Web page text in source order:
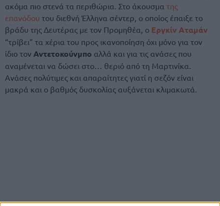
ακόμα πιο στενά τα περιθώρια. Στο άκουσμα της
επανόδου του διεθνή Έλληνα σέντερ, ο οποίος έπαιξε το
βράδυ της Δευτέρας με τον Προμηθέα, ο Εργκίν Αταμάν
“τρίβει” τα χέρια του προς ικανοποίηση όχι μόνο για τον
ίδιο τον Αντετοκούνμπο αλλά και για τις ανάσες που
αναμένεται να δώσει στο… θεριό από τη Μαρτινίκα.
Ανάσες πολύτιμες και απαραίτητες γιατί η σεζόν είναι
μακρά και ο βαθμός δυσκολίας αυξάνεται κλιμακωτά.